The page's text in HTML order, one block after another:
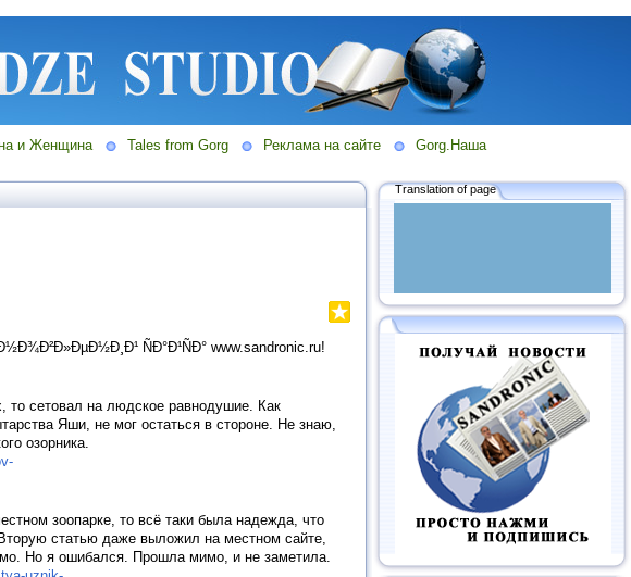
и Женщина Tales from Gorg Реклама на сайте
Gorg.Наша
ÑÐ°Ð¹ÑÐ° www.sandronic.ru!
то сетовал на людское равнодушие. Как
Яши, не мог остаться в стороне. Не знаю,
озорника.
зоопарке, то всё таки была надежда, что
статью даже выложил на местном сайте,
Но я ошибался. Прошла мимо, и не заметила.
Translation of page